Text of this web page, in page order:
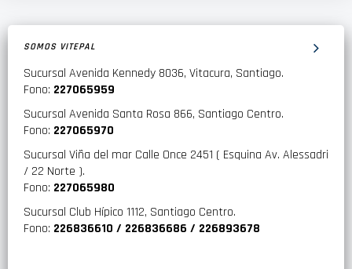
SOMOS VITEPAL
Sucursal Avenida Kennedy 8036, Vitacura, Santiago.
Fono: 227065959
Sucursal Avenida Santa Rosa 866, Santiago Centro.
Fono: 227065970
Sucursal Viña del mar Calle Once 2451 ( Esquina Av. Alessadri
/ 22 Norte ).
Fono: 227065980
Sucursal Club Hípico 1112, Santiago Centro.
Fono: 226836610 / 226836686 / 226893678